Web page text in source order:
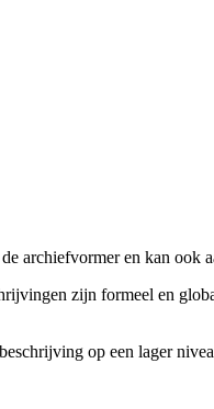
archiefvormer en kan ook
zijn formeel en
op een lager